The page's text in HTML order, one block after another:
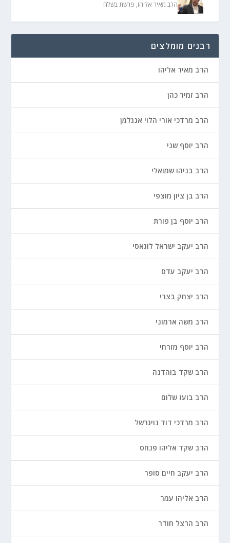
הרב מאיר אליהו, פרשת בשלח
רבנים מומלצים
הרב מאיר אליהו
הרב זמיר כהן
הרב מרדכי אורי הלוי אנגלמן
הרב יוסף שני
הרב בניהו שמואלי
הרב בן ציון מוצפי
הרב יוסף בן פורת
הרב יעקב ישראל לוגאסי
הרב יעקב עדס
הרב יצחק בצרי
הרב משה ארמוני
הרב יוסף מזרחי
הרב שקד בוהדנה
הרב בועז שלום
הרב מרדכי דוד נויגרשל
הרב שקד אליהו פנחס
הרב יעקב חיים סופר
הרב אליהו עמר
הרב הרצל חודר